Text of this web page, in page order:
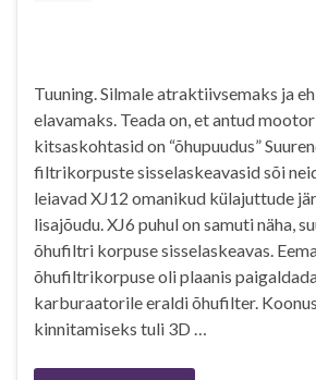
Tuuning. Silmale atraktiivsemaks ja
elavamaks. Teada on, et antud
kitsaskohtasid on “õhupuudus”
filtrikorpuste sisselaskeavasid sõi
leiavad XJ12 omanikud külajuttude
lisajõudu. XJ6 puhul on samuti näha,
õhufiltri korpuse sisselaskeavas.
õhufiltrikorpuse oli plaanis
karburaatorile eraldi õhufilter.
kinnitamiseks tuli 3D …